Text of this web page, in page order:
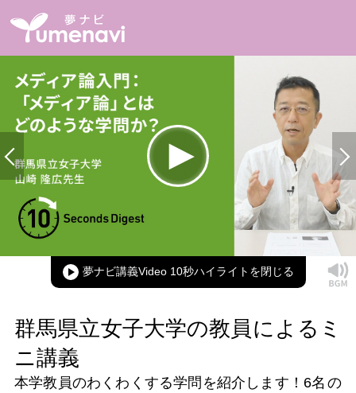
Time
in-
Picture
夢ナビ講義Video 10秒ハイライト
群馬県立女子大学の教員によるミ
ニ講義
本学教員のわくわくする学問を紹介します！ 6名 の